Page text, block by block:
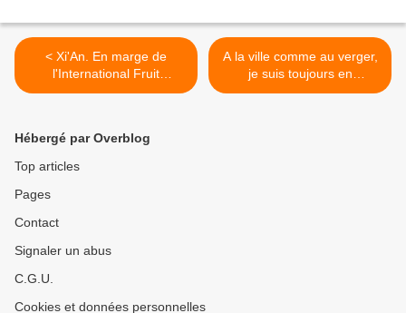
< Xi'An. En marge de
l'International Fruit
Congress.
A la ville comme au verger,
je suis toujours en
campagne. >
Hébergé par Overblog
Top articles
Pages
Contact
Signaler un abus
C.G.U.
Cookies et données personnelles